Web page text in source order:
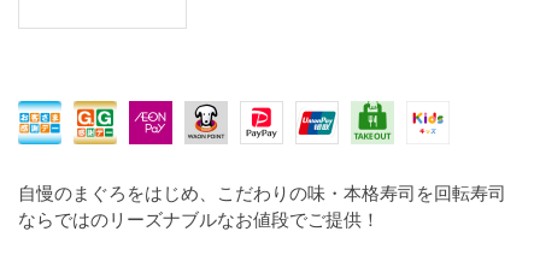
自慢のまぐろをはじめ、こだわりの味・本格寿司を回転寿司
ならではのリーズナブルなお値段でご提供！